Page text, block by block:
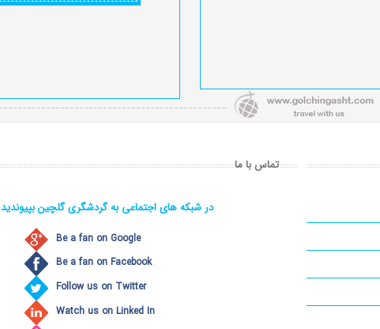
تماس با ما
در شبکه های اجتماعی به گردشگری گلچین بپیوندید
Be a fan on Google
Be a fan on Facebook
Follow us on Twitter
Watch us on Linked In